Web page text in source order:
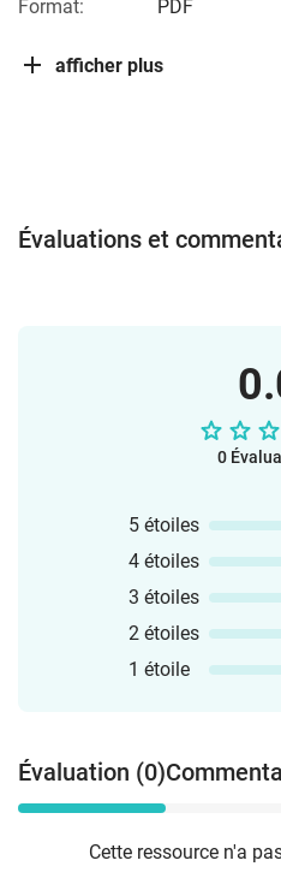
Format:
PDF
afficher plus
Évaluations et
0
5 étoiles
4 étoiles
3 étoiles
2 étoiles
1 étoile
Évaluation (0)
Cette ressource n'a